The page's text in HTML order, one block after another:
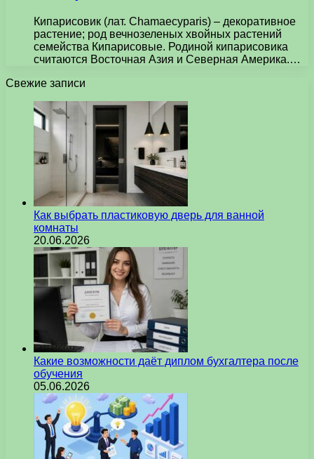
Кипарисовик (лат. Chamaecyparis) – декоративное
растение; род вечнозеленых хвойных растений
семейства Кипарисовые. Родиной кипарисовика
считаются Восточная Азия и Северная Америка.…
Свежие записи
Как выбрать пластиковую дверь для ванной
комнаты
20.06.2026
Какие возможности даёт диплом бухгалтера после
обучения
05.06.2026